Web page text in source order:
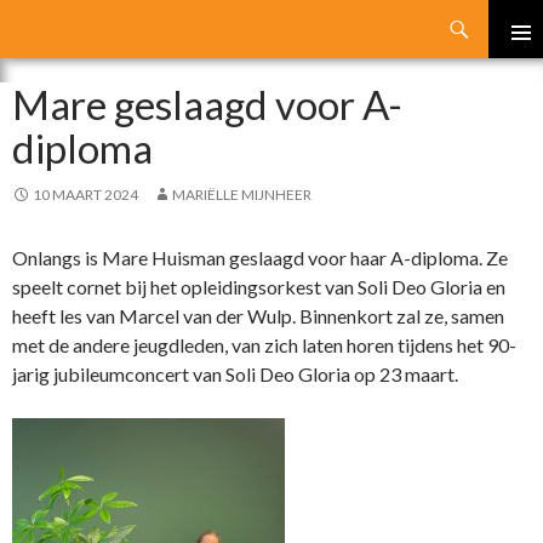
CONTENT
Mare geslaagd voor A-
diploma
10 MAART 2024 MARIËLLE MIJNHEER
Onlangs is Mare Huisman geslaagd voor haar A-diploma. Ze
speelt cornet bij het opleidingsorkest van Soli Deo Gloria en
heeft les van Marcel van der Wulp. Binnenkort zal ze, samen
met de andere jeugdleden, van zich laten horen tijdens het 90-
jarig jubileumconcert van Soli Deo Gloria op 23 maart.